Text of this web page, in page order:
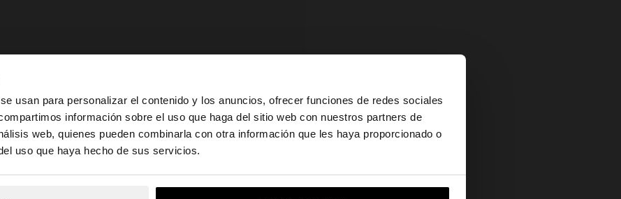
usan para personalizar el contenido y los anuncios, ofrecer funciones de redes sociales
información sobre el uso que haga del sitio web con nuestros partners de
web, quienes pueden combinarla con otra información que les haya proporcionado o
uso que haya hecho de sus servicios.
×
web de Mexico. ¿Quieres ir a la web de United States?
No, continuar en la web de Mexico Sí, llévame a United States
Colgante
Secure Payments